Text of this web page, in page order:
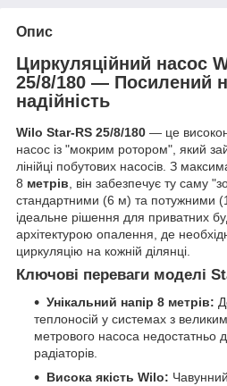
Опис
Циркуляційний насос
25/8/180 — Посилений
надійність
Wilo Star-RS 25/8/180 — це
насос із "мокрим ротором", який
лінійці побутових насосів. З
8 метрів, він забезпечує ту саму
стандартними (6 м) та потужними
ідеальне рішення для приватних
архітектурою опалення, де
циркуляцію на кожній ділянці.
Ключові переваги моделі
Унікальний напір 8 метрів:
теплоносій у системах з
метрового насоса недостатньо
радіаторів.
Висока якість Wilo: